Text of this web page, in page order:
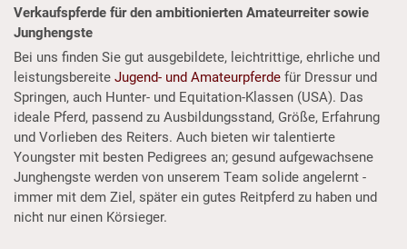
Verkaufspferde für den ambitionierten Amateurreiter sowie
Junghengste
Bei uns finden Sie gut ausgebildete, leichtrittige, ehrliche und
leistungsbereite Jugend- und Amateurpferde für Dressur und
Springen, auch Hunter- und Equitation-Klassen (USA). Das
ideale Pferd, passend zu Ausbildungsstand, Größe, Erfahrung
und Vorlieben des Reiters. Auch bieten wir talentierte
Youngster mit besten Pedigrees an; gesund aufgewachsene
Junghengste werden von unserem Team solide angelernt -
immer mit dem Ziel, später ein gutes Reitpferd zu haben und
nicht nur einen Körsieger.